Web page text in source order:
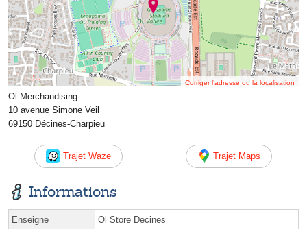
Corriger l’adresse ou la localisation
Ol Merchandising
10 avenue Simone Veil
69150 Décines-Charpieu
Trajet Waze Trajet Maps
Informations
Enseigne Ol Store Decines